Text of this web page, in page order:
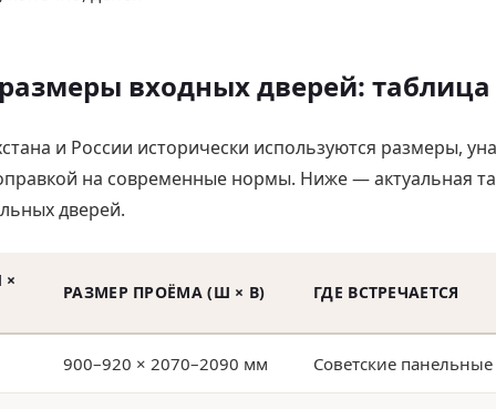
входных дверей: таблица
и России исторически используются размеры,
на современные нормы. Ниже — актуальная
дверей.
РАЗМЕР ПРОЁМА (Ш × В) ГДЕ ВСТРЕЧАЕТСЯ
900–920 × 2070–2090 мм Советские